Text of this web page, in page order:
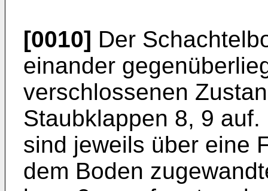
[0010] Der
einander
verschlossenen
Staubklappen 8, 9
sind jeweils über eine
dem Boden